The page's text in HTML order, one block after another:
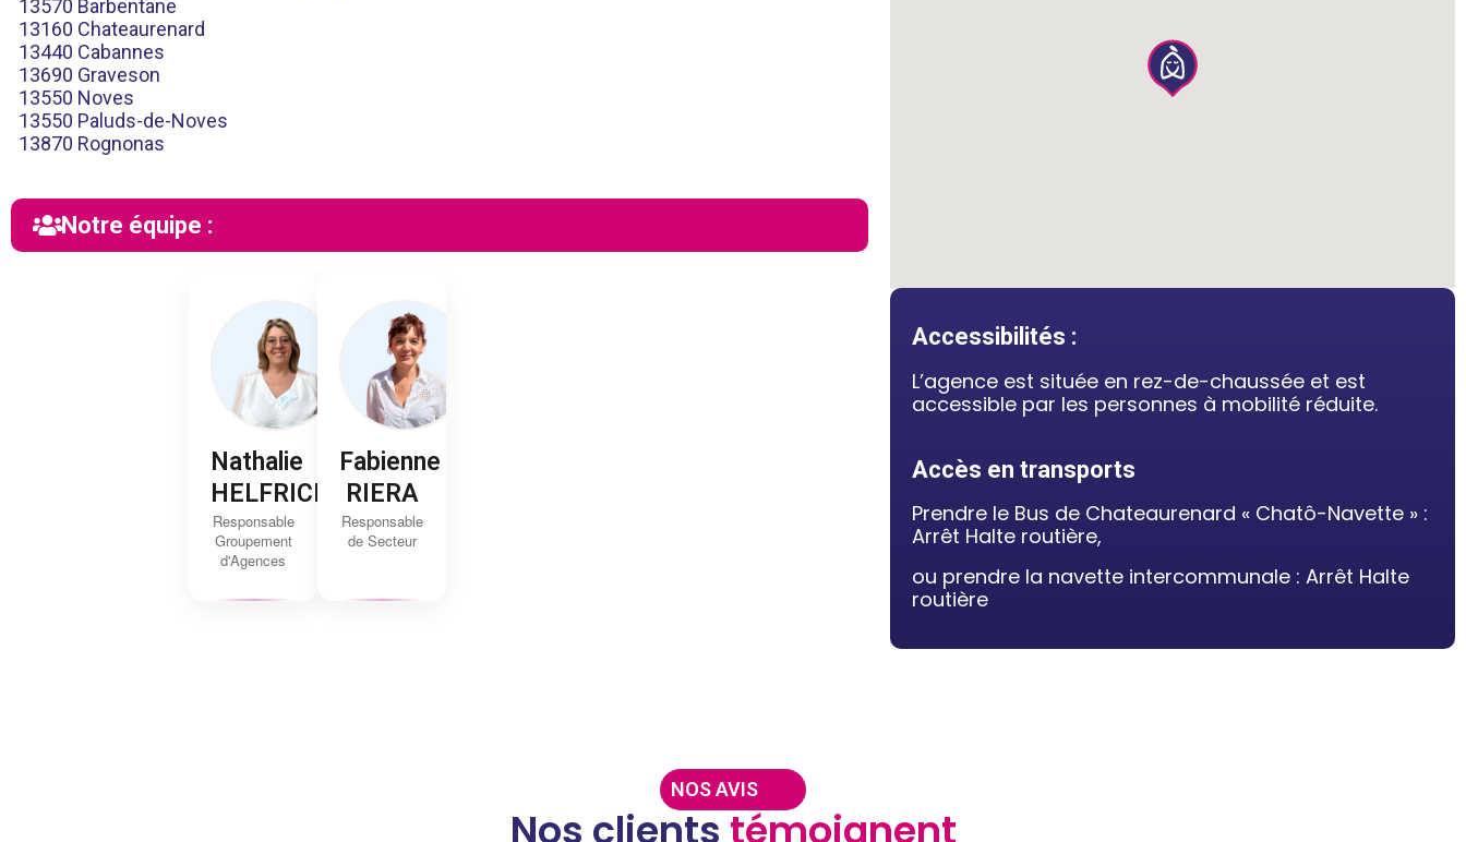
13570 Barbentane
13160 Chateaurenard
13440 Cabannes
13690 Graveson
13550 Noves
13550 Paluds-de-Noves
13870 Rognonas
Notre équipe :
Nathalie
HELFRICH
Responsable
Groupement
d'Agences
Fabienne
RIERA
Responsable
de Secteur
Accessibilités :
L’agence est située en rez-de-chaussée et est
accessible par les personnes à mobilité réduite.
Accès en transports
Prendre le Bus de Chateaurenard « Chatô-Navette » :
Arrêt Halte routière,
ou prendre la navette intercommunale : Arrêt Halte
routière
NOS AVIS
Nos clients témoignent